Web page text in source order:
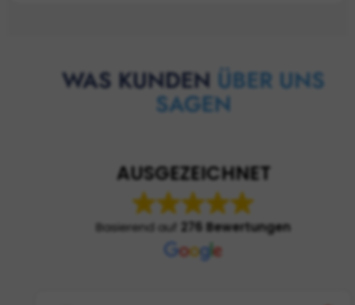
WAS KUNDEN ÜBER UNS
SAGEN
AUSGEZEICHNET
Basierend auf 276 Bewertungen